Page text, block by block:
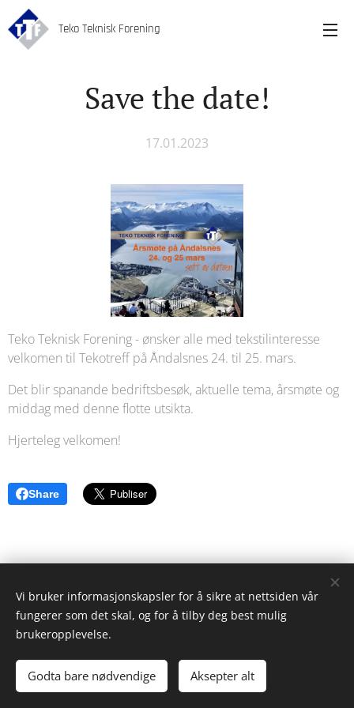
Teko Teknisk Forening
Save the date!
17.01.2023
Teko Teknisk Forening - ønsker alle med tekstilinteresse
velkomen til Tekotreff på Åndalsnes 24. til 25. mars.
Det blir spanande bedriftsbesøk, aktuelle tema, årsmøte og
middag med denne flotte utsikta.
Hjerteleg velkomen!
Share
Drevet avWebnode Informasjonskapsler
Vi bruker informasjonskapsler for å sikre at nettsiden vår
fungerer som det skal, og for å tilby deg best mulig
brukeropplevelse.
Godta bare nødvendige Aksepter alt